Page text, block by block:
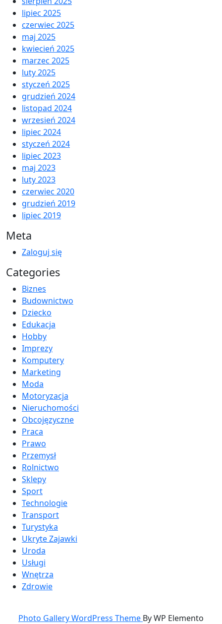
lipiec 2025
czerwiec 2025
maj 2025
kwiecień 2025
marzec 2025
luty 2025
styczeń 2025
grudzień 2024
listopad 2024
wrzesień 2024
lipiec 2024
styczeń 2024
lipiec 2023
maj 2023
luty 2023
czerwiec 2020
grudzień 2019
lipiec 2019
Meta
Zaloguj się
Categories
Biznes
Budownictwo
Dziecko
Edukacja
Hobby
Imprezy
Komputery
Marketing
Moda
Motoryzacja
Nieruchomości
Obcojęzyczne
Praca
Prawo
Przemysł
Rolnictwo
Sklepy
Sport
Technologie
Transport
Turystyka
Ukryte Zajawki
Uroda
Usługi
Wnętrza
Zdrowie
Photo Gallery WordPress Theme By WP Elemento